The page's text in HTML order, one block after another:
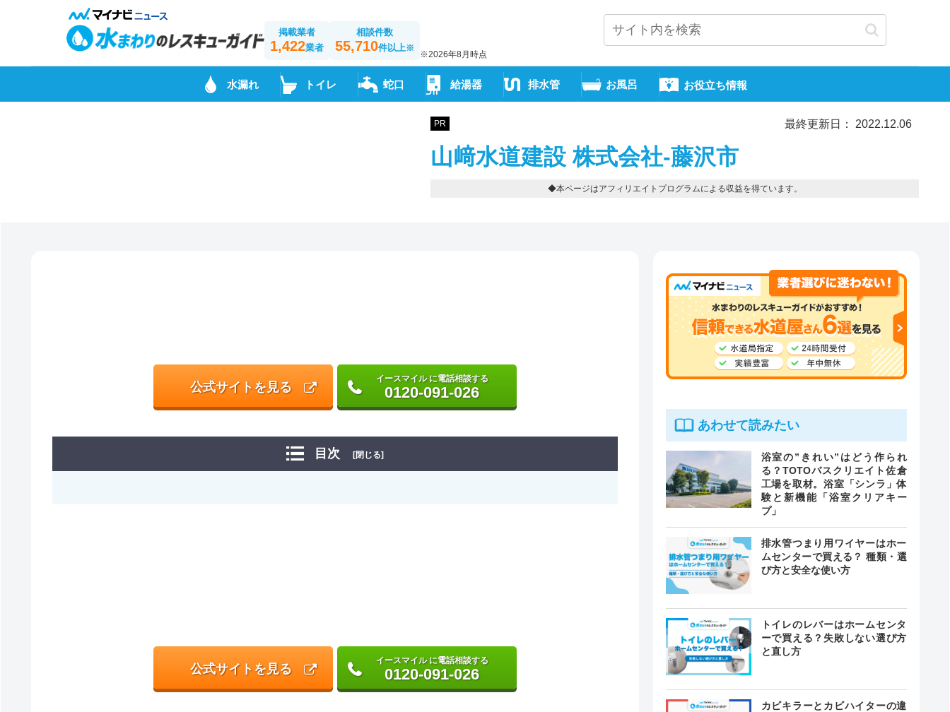
掲載業者
1,422業者
相談件数
55,710件以上※
※2026年8月時点
水漏れ トイレ 蛇口 給湯器 排水管 お風呂 お役立ち情報
PR 最終更新日： 2022.12.06
山﨑水道建設 株式会社-藤沢市
◆本ページはアフィリエイトプログラムによる収益を得ています。
公式サイトを見る
イースマイル に電話相談する
0120-091-026
目次 [閉じる]
公式サイトを見る
イースマイル に電話相談する
0120-091-026
あわせて読みたい
浴室の”きれい”はどう作られ
る？TOTOバスクリエイト佐倉
工場を取材。浴室「シンラ」体
験と新機能「浴室クリアキー
プ」
排水管つまり用ワイヤーはホー
ムセンターで買える？ 種類・選
び方と安全な使い方
トイレのレバーはホームセンタ
ーで買える？失敗しない選び方
と直し方
カビキラーとカビハイターの違